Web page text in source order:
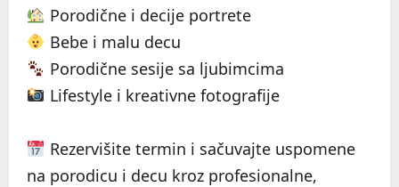
Porodične i decije portrete
Bebe i malu decu
Porodične sesije sa ljubimcima
Lifestyle i kreativne fotografije
Rezervišite termin i sačuvajte uspomene
na porodicu i decu kroz profesionalne,